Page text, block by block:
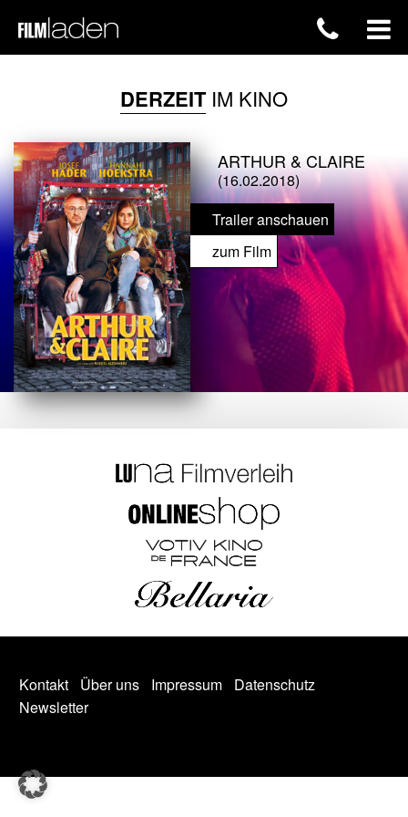
DERZEITIM KINO
ARTHUR & CLAIRE
(16.02.2018)
Trailer anschauen
zum Film
Kontakt Über uns Impressum
Datenschutz
Newsletter